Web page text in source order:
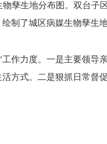
孳生地分布图。双台子
制了城区病媒生物孳生
作力度。一是主要领导
方式。二是狠抓日常督